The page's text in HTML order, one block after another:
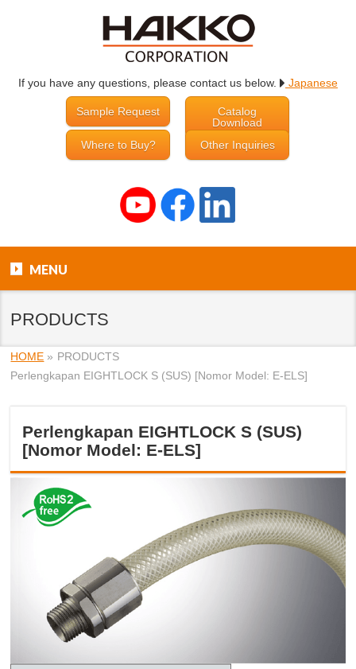
If you have any questions, please contact us below. Japanese
Sample Request
Catalog
Download
Where to Buy?
Other Inquiries
MENU
PRODUCTS
HOME » PRODUCTS
Perlengkapan EIGHTLOCK S (SUS) [Nomor Model: E-ELS]
Perlengkapan EIGHTLOCK S (SUS)
[Nomor Model: E-ELS]